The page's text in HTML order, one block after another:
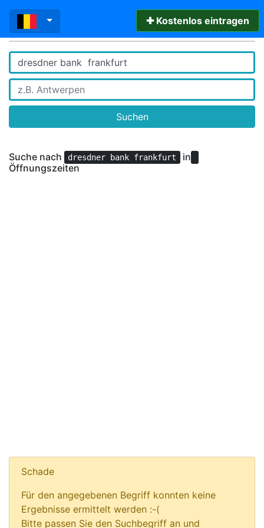
✚ Kostenlos eintragen
Suchen
Suche nach dresdner bank frankfurt
in
Öffnungszeiten
Schade
Für den angegebenen Begriff konnten keine
Ergebnisse ermittelt werden :-(
Bitte passen Sie den Suchbegriff an und